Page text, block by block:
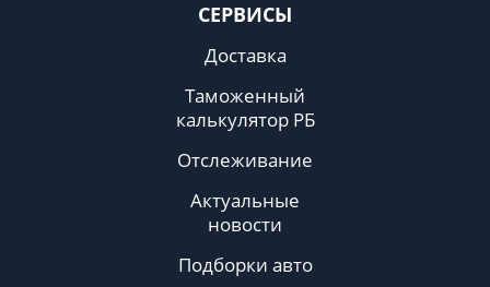
СЕРВИСЫ
Доставка
Таможенный
калькулятор РБ
Отслеживание
Актуальные
новости
Подборки авто